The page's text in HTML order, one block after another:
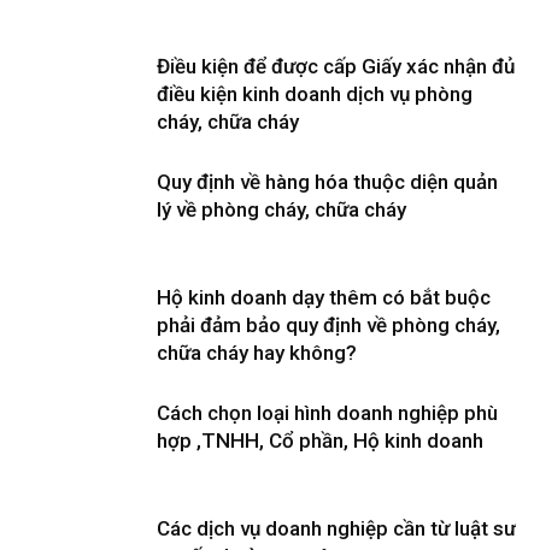
Điều kiện để được cấp Giấy xác nhận đủ
điều kiện kinh doanh dịch vụ phòng
cháy, chữa cháy
Quy định về hàng hóa thuộc diện quản
lý về phòng cháy, chữa cháy
Hộ kinh doanh dạy thêm có bắt buộc
phải đảm bảo quy định về phòng cháy,
chữa cháy hay không?
Cách chọn loại hình doanh nghiệp phù
hợp ,TNHH, Cổ phần, Hộ kinh doanh
Các dịch vụ doanh nghiệp cần từ luật sư